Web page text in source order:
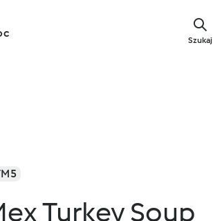
Szukaj
Turkey Soup